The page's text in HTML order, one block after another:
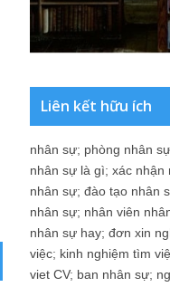
Liên kết hữu ích
nhân sự; phòng nhân sự
nhân sự là gì; xác nhận
nhân sự; đào tạo nhân
nhân sự; nhân viên
nhân sự hay; đơn xin
việc; kinh nghiệm tìm
viet CV; ban nhân sự;